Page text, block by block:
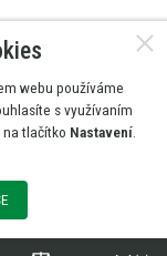
webu používáme
s využívaním
tlačítko Nastavení